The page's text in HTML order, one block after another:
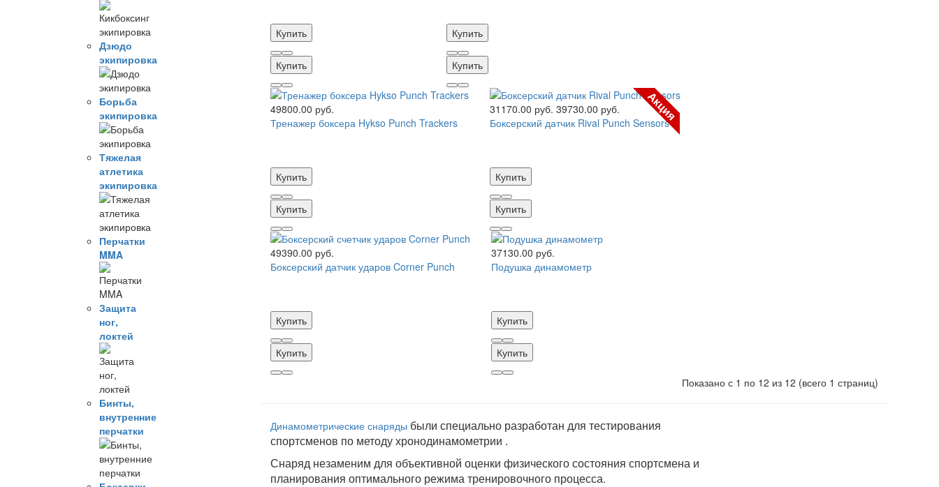
Дзюдо
экипировка
Борьба
экипировка
Тяжелая
атлетика
экипировка
Перчатки
MMA
Защита
ног,
локтей
Бинты,
внутренние
перчатки
Купить
Купить
Купить
Купить
49800.00 руб.
Тренажер боксера Hykso Punch Trackers
Купить
Купить
Акция
31170.00 руб. 39730.00 руб.
Боксерский датчик Rival Punch Sensors
Купить
Купить
49390.00 руб.
Боксерский датчик ударов Corner Punch
Купить
Купить
37130.00 руб.
Подушка динамометр
Купить
Купить
Показано с 1 по 12 из 12 (всего 1 страниц)
Динамометрические снаряды были специально разработан для тестирования
спортсменов по методу хронодинамометрии .
Снаряд незаменим для объективной оценки физического состояния спортсмена и
планирования оптимального режима тренировочного процесса.